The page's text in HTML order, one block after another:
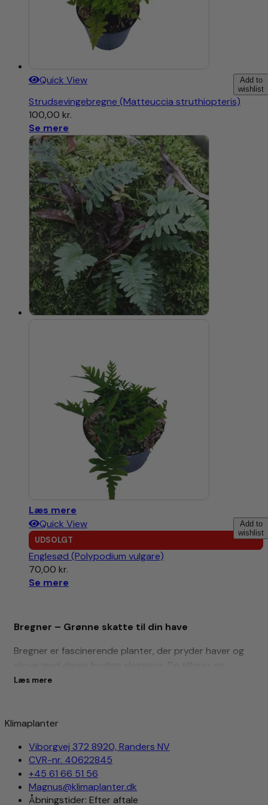
Add to
wishlist
Quick View
Strudsevingebregne (Matteuccia struthiopteris)
100,00 kr.
Se mere
Læs mere
Add to
wishlist
Quick View
UDSOLGT
Englesød (Polypodium vulgare)
70,00 kr.
Se mere
Bregner – Grønne skatte til din have
Bregner er fascinerende planter, der pryder haver og
følelse af ro og natur til ethvert rum, og deres smukke
Hos Klimaplanter.dk tilbyder vi et udvalg af bregner, der
er velegnede til danske haver, herunder to populære
sorter:
Strudsevingebregne (Matteuccia struthiopteris):
Læs mere
Klimaplanter
Viborgvej 372 8920, Randers NV
CVR-nr. 40622845
+45 61 66 51 56
Magnus@klimaplanter.dk
Åbningstider: Efter aftale